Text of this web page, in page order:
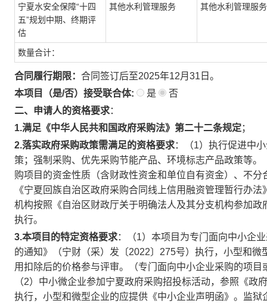
宁夏水安全保障“十四
五”规划中期、终期评
估
其他水利管理服务 其他水利管理服务
数量合计：
合同履行期限： 合同签订后至2025年12月31日。
本项目（是/否）接受联合体:
是
否
二、申请人的资格要求：
1.满足《中华人民共和国政府采购法》第二十二条规定；
2.落实政府采购政策需满足的资格要求：（1）执行促进中
策；强制采购、优先采购节能产品、环境标志产品政策等
购项目的资金性质（含财政性资金和单位自有资金）、不
《宁夏回族自治区政府采购合同线上信用融资管理暂行办
机构按照《自治区财政厅关于明确法人及其分支机构参加
执行。
3.本项目的特定资格要求：（1）本项目为专门面向中小企
的通知》（宁财（采）发〔2022〕275号）执行，小型和
用扣除后的价格参与评审。（专门面向中小企业采购的项
（2）中小微企业参加宁夏政府采购招投标活动，参照《
执行，小型和微型企业的应提供《中小企业声明函》。监